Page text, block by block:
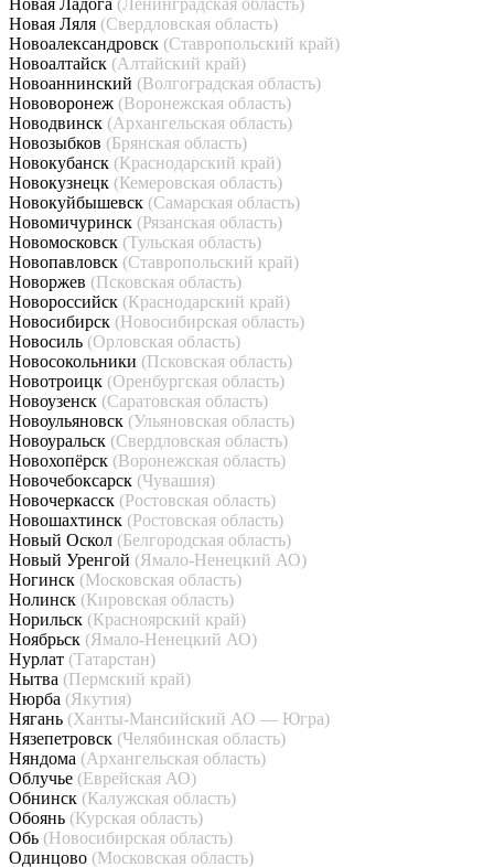
Новая Ладога (Ленинградская область)
Новая Ляля (Свердловская область)
Новоалександровск (Ставропольский край)
Новоалтайск (Алтайский край)
Новоаннинский (Волгоградская область)
Нововоронеж (Воронежская область)
Новодвинск (Архангельская область)
Новозыбков (Брянская область)
Новокубанск (Краснодарский край)
Новокузнецк (Кемеровская область)
Новокуйбышевск (Самарская область)
Новомичуринск (Рязанская область)
Новомосковск (Тульская область)
Новопавловск (Ставропольский край)
Новоржев (Псковская область)
Новороссийск (Краснодарский край)
Новосибирск (Новосибирская область)
Новосиль (Орловская область)
Новосокольники (Псковская область)
Новотроицк (Оренбургская область)
Новоузенск (Саратовская область)
Новоульяновск (Ульяновская область)
Новоуральск (Свердловская область)
Новохопёрск (Воронежская область)
Новочебоксарск (Чувашия)
Новочеркасск (Ростовская область)
Новошахтинск (Ростовская область)
Новый Оскол (Белгородская область)
Новый Уренгой (Ямало-Ненецкий АО)
Ногинск (Московская область)
Нолинск (Кировская область)
Норильск (Красноярский край)
Ноябрьск (Ямало-Ненецкий АО)
Нурлат (Татарстан)
Нытва (Пермский край)
Нюрба (Якутия)
Нягань (Ханты-Мансийский АО — Югра)
Нязепетровск (Челябинская область)
Няндома (Архангельская область)
Облучье (Еврейская АО)
Обнинск (Калужская область)
Обоянь (Курская область)
Обь (Новосибирская область)
Одинцово (Московская область)